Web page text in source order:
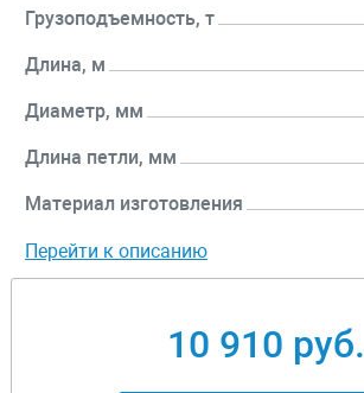
Грузоподъемность, т
Длина, м
Диаметр, мм
Длина петли, мм
Материал изготовления
Перейти к описанию
10 910 руб.